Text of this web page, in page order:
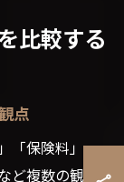
比較する
点
「保険料」
ど複数の観点